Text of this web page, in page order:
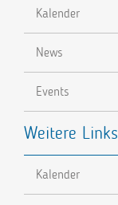
Kalender
News
Events
Weitere Links
Kalender